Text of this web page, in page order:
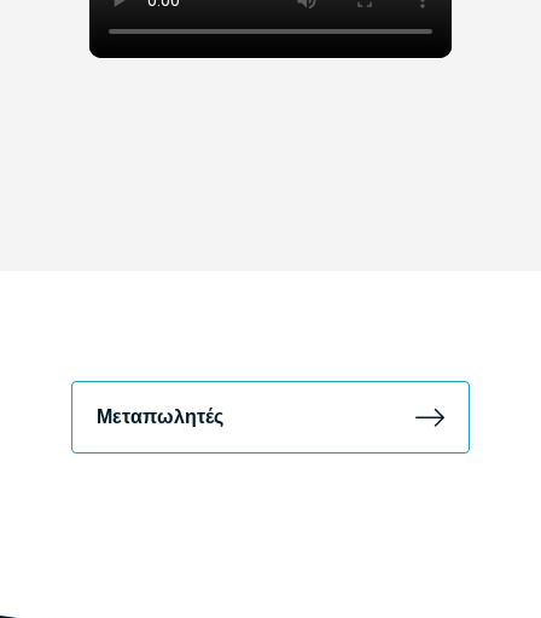
Μεταπωλητές